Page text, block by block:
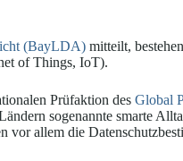
(BayLDA) mitteilt,
of Things, IoT).
Prüfaktion des Global
sogenannte smarte
vor allem die